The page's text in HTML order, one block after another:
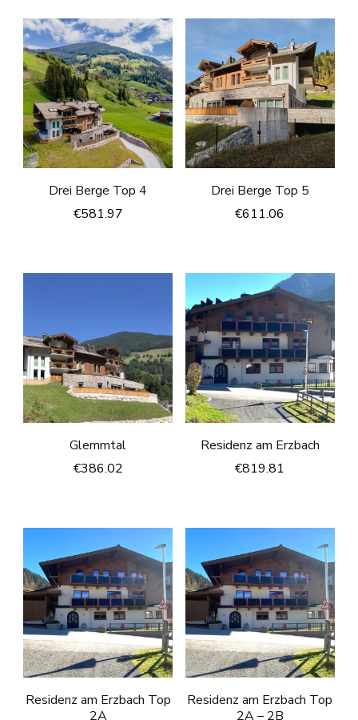
Drei Berge Top 4
€581.97
Drei Berge Top 5
€611.06
Glemmtal
€386.02
Residenz am Erzbach
€819.81
Residenz am Erzbach Top
2A
Residenz am Erzbach Top
2A – 2B